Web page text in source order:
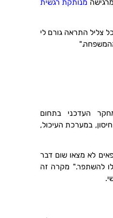
מנותקת רגשית
צליל התראה גורם לי
העדכני בתחום
במערכת העיכול,
לא מצאו שום דבר
להשתפר." מקרה זה